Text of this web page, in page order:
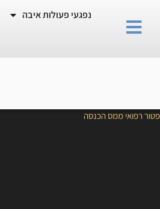
נפגעי פעולות איבה
פטור רפואי ממס הכנסה